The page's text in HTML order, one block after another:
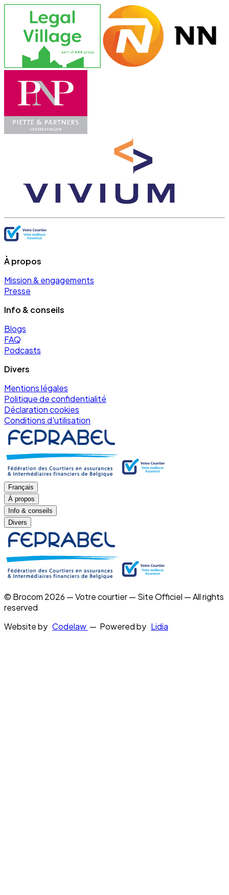
À propos
Mission & engagements
Presse
Info & conseils
Blogs
FAQ
Podcasts
Divers
Mentions légales
Politique de confidentialité
Déclaration cookies
Conditions d'utilisation
Français
À propos
Info & conseils
Divers
© Brocom 2026 — Votre courtier — Site Officiel — All rights
reserved
Website by Codelaw — Powered by Lidia